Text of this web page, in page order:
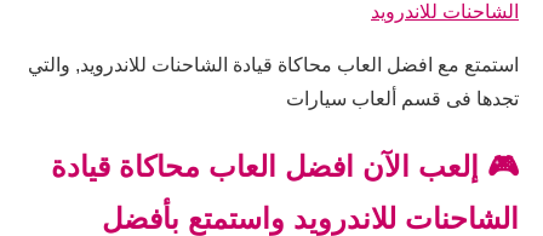
الشاحنات للاندرويد
استمتع مع افضل العاب محاكاة قيادة الشاحنات للاندرويد, والتي
تجدها فى قسم ألعاب سيارات
🎮 إلعب الآن افضل العاب محاكاة قيادة
الشاحنات للاندرويد واستمتع بأفضل